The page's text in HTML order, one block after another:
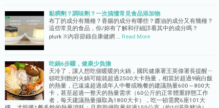
黏稠劑？調味劑？一次搞懂常見食品添加物
布丁的成分有幾種？香腸的成分有哪些？醬油的成分又有幾種？
這些常見的食品，你/妳有了解和仔細詳看其中的成分嗎？
plurk ※內容節錄自康健網 …
Read More
吃鍋6步驟，健康少負擔
天冷了，讓人想吃個暖暖的火鍋，國民健康署王英偉署長提醒ㄧ
頓吃到飽的火鍋可能就超過2500大卡熱量，相當於超過9碗白飯
的熱量，已遠遠超過成年人中餐或晚餐的建議熱量600～800大
卡，甚至超過一整天的熱量需求（60公斤的正常體重靜態工作
者，每天建議熱量攝取為1800大卡），吃一頓需爬6座101大